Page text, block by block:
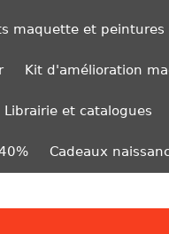
maquette et peintures
Kit d'amélioration
Librairie et catalogues
Cadeaux